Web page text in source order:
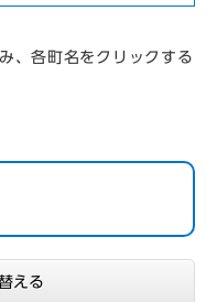
、各町名をクリックする
える